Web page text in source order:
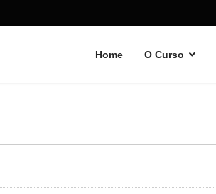
Home O Curso